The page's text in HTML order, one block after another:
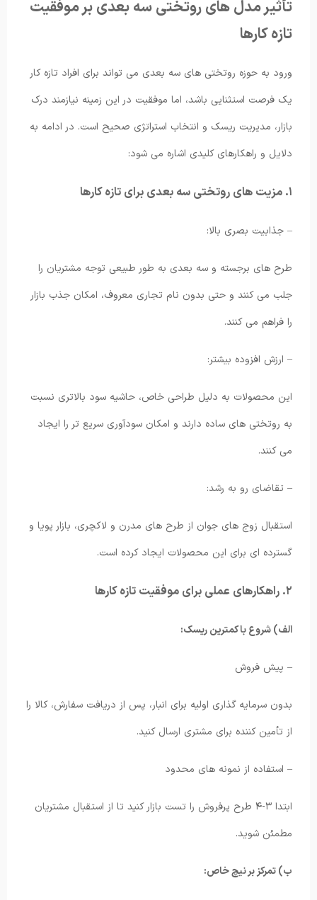
تأثیر مدل های روتختی سه بعدی بر موفقیت
تازه کارها
ورود به حوزه روتختی های سه بعدی می تواند برای افراد تازه کار
یک فرصت استثنایی باشد، اما موفقیت در این زمینه نیازمند درک
بازار، مدیریت ریسک و انتخاب استراتژی صحیح است. در ادامه به
دلایل و راهکارهای کلیدی اشاره می شود:
۱. مزیت های روتختی سه بعدی برای تازه کارها
– جذابیت بصری بالا:
طرح های برجسته و سه بعدی به طور طبیعی توجه مشتریان را
جلب می کنند و حتی بدون نام تجاری معروف، امکان جذب بازار
را فراهم می کنند.
– ارزش افزوده بیشتر:
این محصولات به دلیل طراحی خاص، حاشیه سود بالاتری نسبت
به روتختی های ساده دارند و امکان سودآوری سریع تر را ایجاد
می کنند.
– تقاضای رو به رشد:
استقبال زوج های جوان از طرح های مدرن و لاکچری، بازار پویا و
گسترده ای برای این محصولات ایجاد کرده است.
۲. راهکارهای عملی برای موفقیت تازه کارها
الف) شروع با کمترین ریسک:
– پیش فروش
بدون سرمایه گذاری اولیه برای انبار، پس از دریافت سفارش، کالا را
از تأمین کننده برای مشتری ارسال کنید.
– استفاده از نمونه های محدود
ابتدا ۳-۴ طرح پرفروش را تست بازار کنید تا از استقبال مشتریان
مطمئن شوید.
ب) تمرکز بر نیچ خاص: